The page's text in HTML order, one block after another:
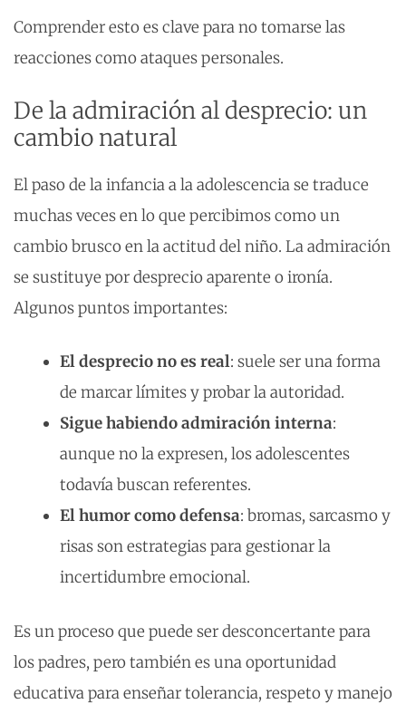
Comprender esto es clave para no tomarse las
reacciones como ataques personales.
De la admiración al desprecio: un
cambio natural
El paso de la infancia a la adolescencia se traduce
muchas veces en lo que percibimos como un
cambio brusco en la actitud del niño. La admiración
se sustituye por desprecio aparente o ironía.
Algunos puntos importantes:
El desprecio no es real: suele ser una forma
de marcar límites y probar la autoridad.
Sigue habiendo admiración interna:
aunque no la expresen, los adolescentes
todavía buscan referentes.
El humor como defensa: bromas, sarcasmo y
risas son estrategias para gestionar la
incertidumbre emocional.
Es un proceso que puede ser desconcertante para
los padres, pero también es una oportunidad
educativa para enseñar tolerancia, respeto y manejo